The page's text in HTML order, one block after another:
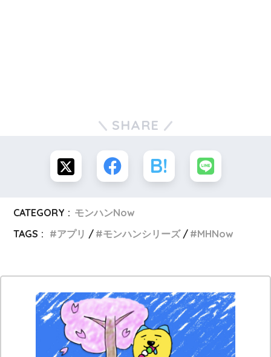
SHARE
CATEGORY : モンハンNow
TAGS :
アプリ モンハンシリーズ MHNow